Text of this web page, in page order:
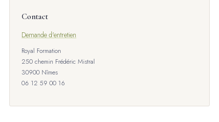
Contact
Demande d'entretien
Royal Formation
250 chemin Frédéric Mistral
30900 Nîmes
06 12 59 00 16